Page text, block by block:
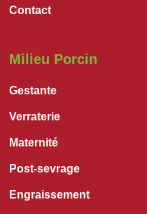
Contact
Milieu Porcin
Gestante
Verraterie
Maternité
Post-sevrage
Engraissement